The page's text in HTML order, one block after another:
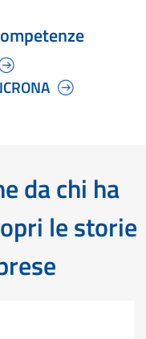
da chi ha
le storie